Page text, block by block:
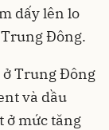
dấy lên lo
Đông.
ở Trung Đông
và dầu
ở mức tăng